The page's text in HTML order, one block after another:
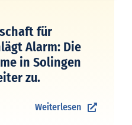
für
Alarm: Die
in Solingen
zu.
Weiterlesen